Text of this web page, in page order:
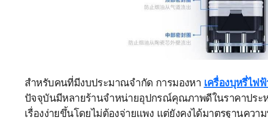
สำหรับคนที่มีงบประมาณจำกัด การมองหา เครื่องบุหรี่ไฟ
ปัจจุบันมีหลายร้านจำหน่ายอุปกรณ์คุณภาพดีในราคาประ
เรื่องง่ายขึ้นโดยไม่ต้องจ่ายแพง แต่ยังคงได้มาตรฐานคว